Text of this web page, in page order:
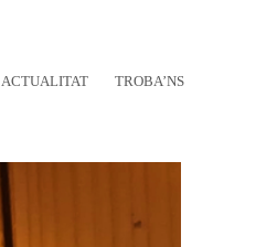
ACTUALITAT TROBA’NS